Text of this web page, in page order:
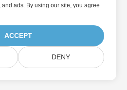
ads. By using our site, you agree
ACCEPT
DENY